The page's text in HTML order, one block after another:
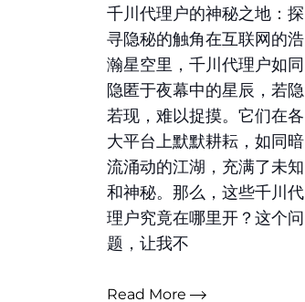
千川代理户的神秘之地：探
寻隐秘的触角在互联网的浩
瀚星空里，千川代理户如同
隐匿于夜幕中的星辰，若隐
若现，难以捉摸。它们在各
大平台上默默耕耘，如同暗
流涌动的江湖，充满了未知
和神秘。那么，这些千川代
理户究竟在哪里开？这个问
题，让我不
Read More